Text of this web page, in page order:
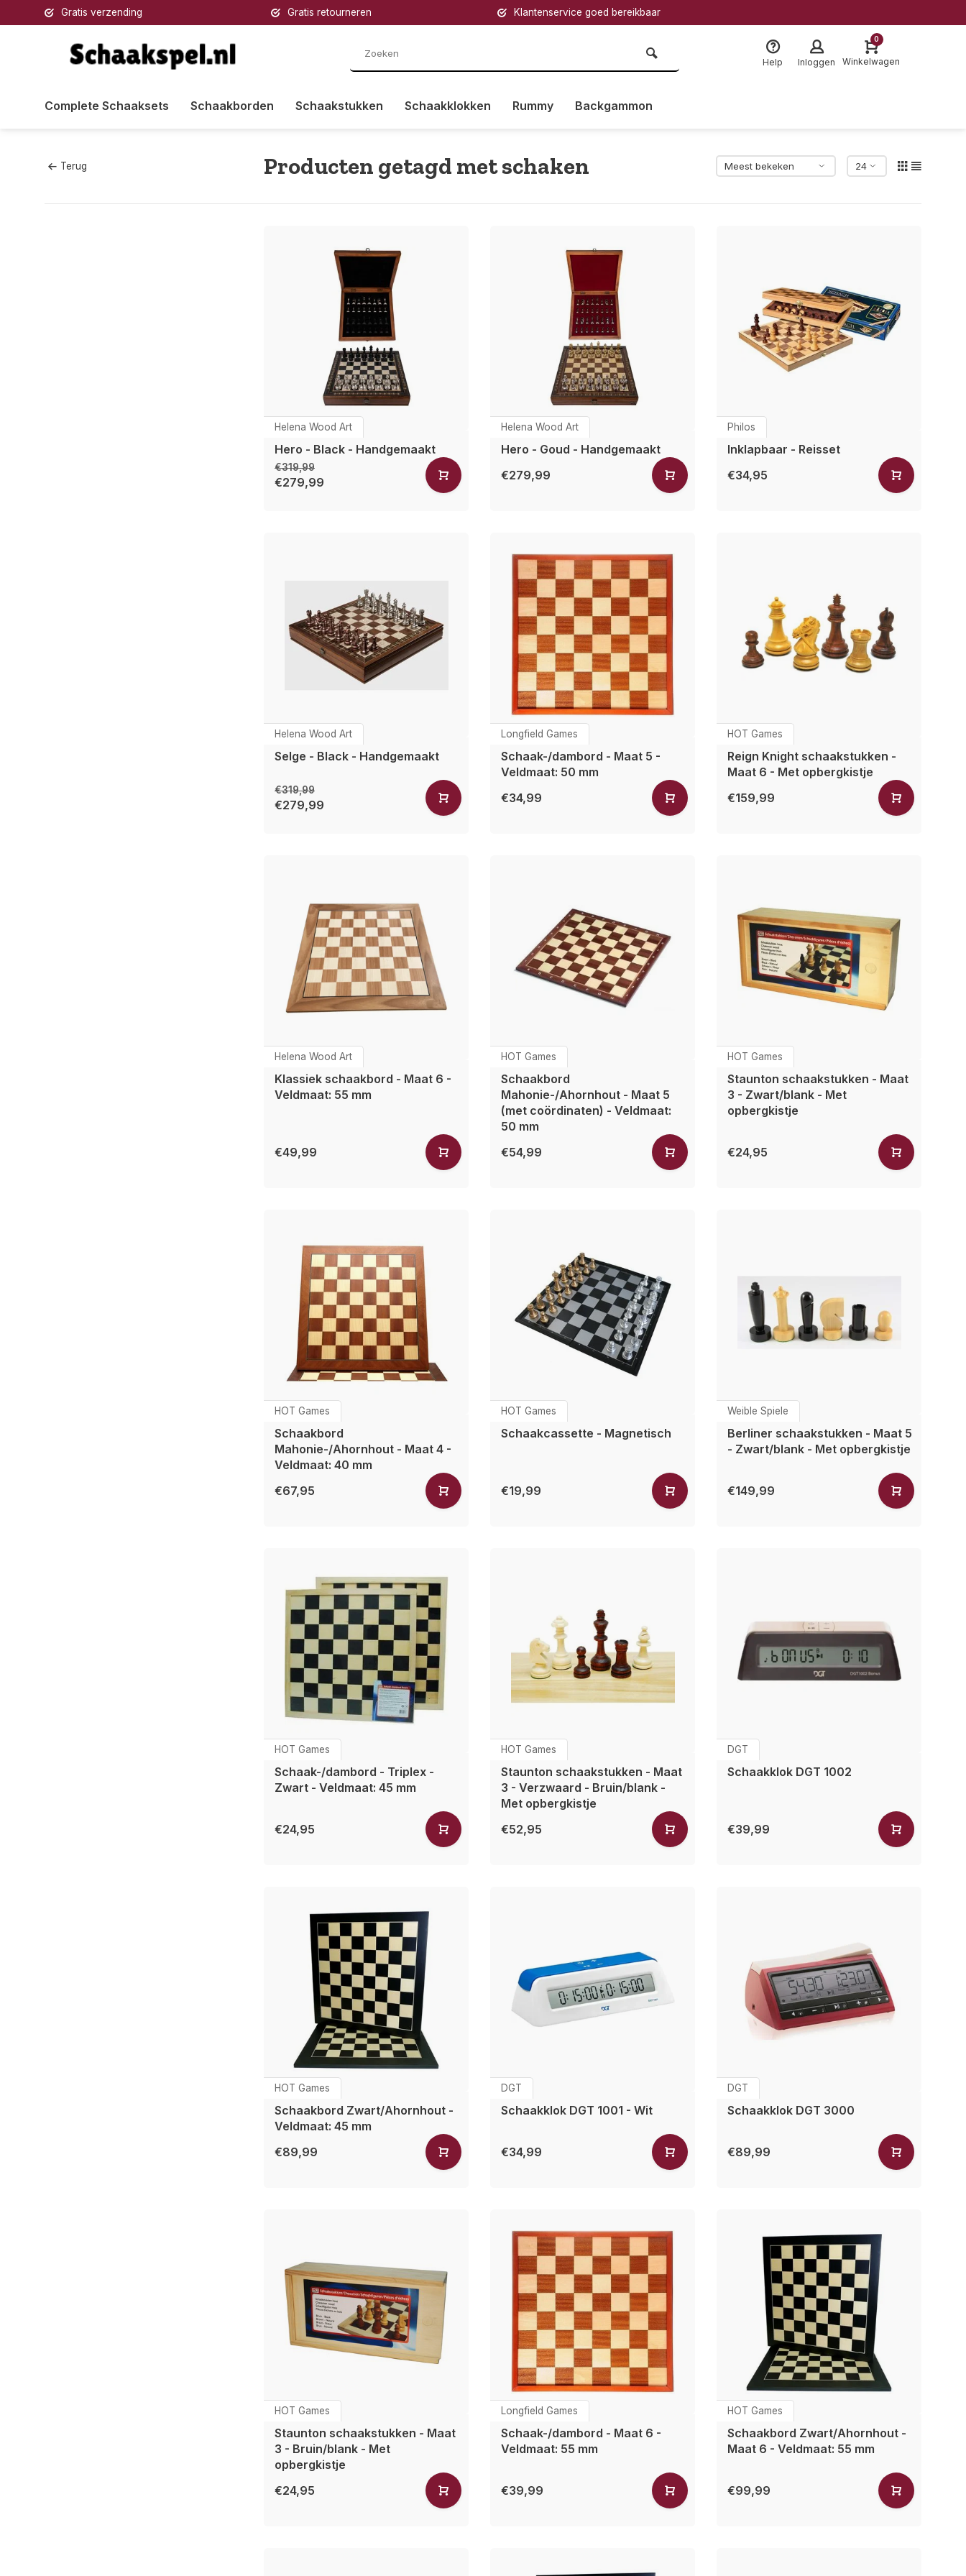
Gratis verzending Gratis retourneren Klantenservice goed bereikbaar
Help Inloggen
0
Winkelwagen
Complete Schaaksets Schaakborden Schaakstukken Schaakklokken Rummy Backgammon
Terug Producten getagd met schaken
Helena Wood Art
Hero - Black - Handgemaakt
€319,99
€279,99
Helena Wood Art
Hero - Goud - Handgemaakt
€279,99
Philos
Inklapbaar - Reisset
€34,95
Helena Wood Art
Selge - Black - Handgemaakt
€319,99
€279,99
Longfield Games
Schaak-/dambord - Maat 5 -
Veldmaat: 50 mm
€34,99
HOT Games
Reign Knight schaakstukken -
Maat 6 - Met opbergkistje
€159,99
Helena Wood Art
Klassiek schaakbord - Maat 6 -
Veldmaat: 55 mm
€49,99
HOT Games
Schaakbord
Mahonie-/Ahornhout - Maat 5
(met coördinaten) - Veldmaat:
50 mm
€54,99
HOT Games
Staunton schaakstukken - Maat
3 - Zwart/blank - Met
opbergkistje
€24,95
HOT Games
Schaakbord
Mahonie-/Ahornhout - Maat 4 -
Veldmaat: 40 mm
€67,95
HOT Games
Schaakcassette - Magnetisch
€19,99
Weible Spiele
Berliner schaakstukken - Maat 5
- Zwart/blank - Met opbergkistje
€149,99
HOT Games
Schaak-/dambord - Triplex -
Zwart - Veldmaat: 45 mm
€24,95
HOT Games
Staunton schaakstukken - Maat
3 - Verzwaard - Bruin/blank -
Met opbergkistje
€52,95
DGT
Schaakklok DGT 1002
€39,99
HOT Games
Schaakbord Zwart/Ahornhout -
Veldmaat: 45 mm
€89,99
DGT
Schaakklok DGT 1001 - Wit
€34,99
DGT
Schaakklok DGT 3000
€89,99
HOT Games
Staunton schaakstukken - Maat
3 - Bruin/blank - Met
opbergkistje
€24,95
Longfield Games
Schaak-/dambord - Maat 6 -
Veldmaat: 55 mm
€39,99
HOT Games
Schaakbord Zwart/Ahornhout -
Maat 6 - Veldmaat: 55 mm
€99,99